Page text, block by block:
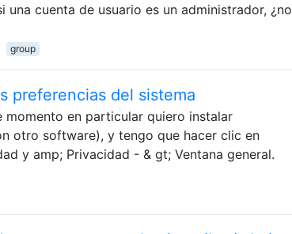
cuenta de usuario es un administrador, ¿no
group
preferencias del sistema
en particular quiero instalar
otro software), y tengo que hacer clic en
y amp; Privacidad - & gt; Ventana general.